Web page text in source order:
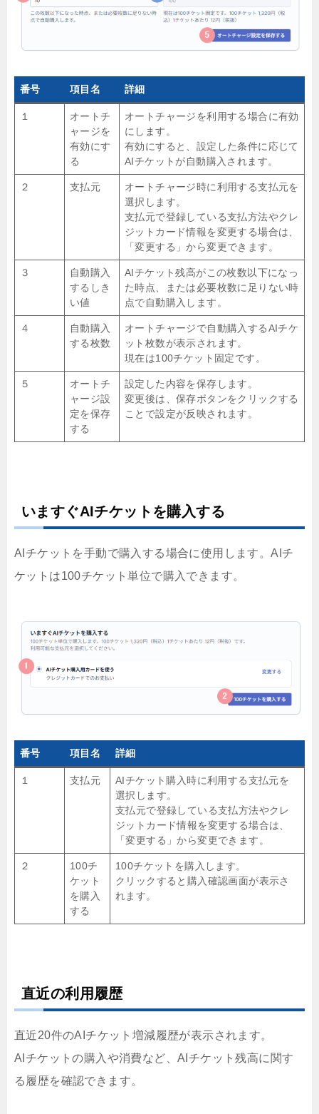
番号 項目名 詳細
１
オートチ
ャージを
有効にす
る
オートチャージを利用する場合に有効
にします。
有効にすると、設定した条件に応じて
AIチケットが自動購入されます。
２ 支払元
オートチャージ時に利用する支払元を
選択します。
支払元で登録している支払方法やクレ
ジットカード情報を変更する場合は、
「変更する」から変更できます。
３
自動購入
するしき
い値
AIチケット残高がこの枚数以下になっ
た時点、または必要枚数に足りない時
点で自動購入します。
４
自動購入
する枚数
オートチャージで自動購入するAIチケ
ット枚数が表示されます。
現在は100チケット固定です。
５
オートチ
ャージ設
定を保存
する
設定した内容を保存します。
変更後は、保存ボタンをクリックする
ことで設定が反映されます。
いますぐAIチケットを購入する
AIチケットを手動で購入する場合に使用します。AIチ
ケットは100チケット単位で購入できます。
番号 項目名 詳細
１ 支払元
AIチケット購入時に利用する支払元を
選択します。
支払元で登録している支払方法やクレ
ジットカード情報を変更する場合は、
「変更する」から変更できます。
２
100チ
ケット
を購入
する
100チケットを購入します。
クリックすると購入確認画面が表示さ
れます。
直近の利用履歴
直近20件のAIチケット増減履歴が表示されます。
AIチケットの購入や消費など、AIチケット残高に関す
る履歴を確認できます。